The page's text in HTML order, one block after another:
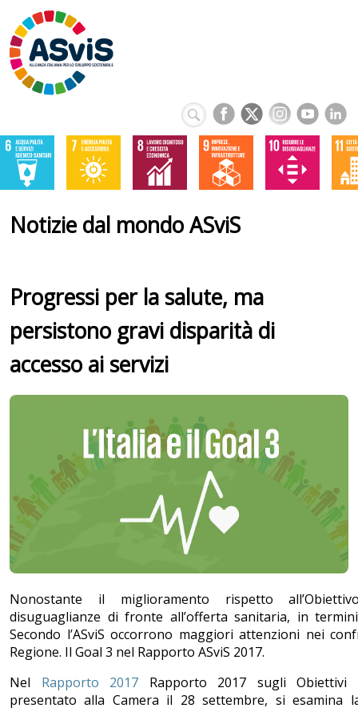
Notizie dal mondo ASviS
Progressi per la salute, ma
persistono gravi disparità di
accesso ai servizi
Nonostante il miglioramento rispetto
disuguaglianze di fronte all’offerta sanitaria, in
Secondo l’ASviS occorrono maggiori attenzioni nei
Regione. Il Goal 3 nel Rapporto ASviS 2017.
Nel Rapporto 2017 Rapporto 2017 sugli Obiettivi
presentato alla Camera il 28 settembre, si esamina